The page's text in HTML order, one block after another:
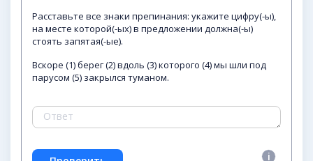
Расставьте все знаки препинания: укажите цифру(-ы),
на месте которой(-ых) в предложении должна(-ы)
стоять запятая(-ые).
Вскоре (1) берег (2) вдоль (3) которого (4) мы шли под
парусом (5) закрылся туманом.